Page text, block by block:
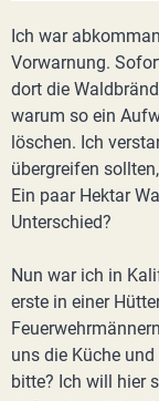
Ich war
Vorwarnung.
dort die
warum so ein
löschen. Ich
übergreifen
Ein paar Hektar
Unterschied?
Nun war ich in
erste in einer
uns die Küche
bitte? Ich will hier